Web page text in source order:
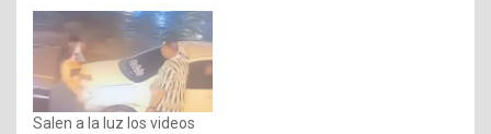
Salen a la luz los videos